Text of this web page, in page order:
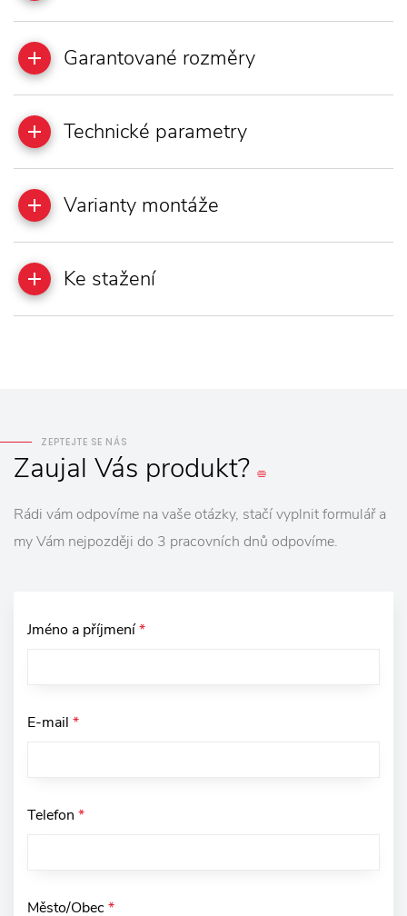
Garantované rozměry
Technické parametry
Varianty montáže
Ke stažení
ZEPTEJTE SE NÁS
Zaujal Vás produkt?
Rádi vám odpovíme na vaše otázky, stačí vyplnit formulář a
my Vám nejpozději do 3 pracovních dnů odpovíme.
Jméno a příjmení*
E-mail *
Telefon *
Město/Obec*